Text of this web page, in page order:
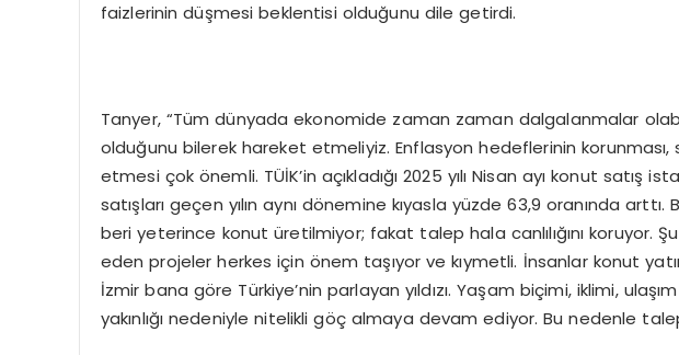
faizlerinin düşmesi beklentisi olduğunu dile getirdi.
Tanyer, “Tüm dünyada ekonomide zaman zaman dalgalanmalar
olduğunu bilerek hareket etmeliyiz. Enflasyon hedeflerinin korunması,
etmesi çok önemli. TÜİK’in açıkladığı 2025 yılı Nisan ayı konut satış
satışları geçen yılın aynı dönemine kıyasla yüzde 63,9 oranında
beri yeterince konut üretilmiyor; fakat talep hala canlılığını koruyor.
eden projeler herkes için önem taşıyor ve kıymetli. İnsanlar konut
İzmir bana göre Türkiye’nin parlayan yıldızı. Yaşam biçimi, iklimi,
yakınlığı nedeniyle nitelikli göç almaya devam ediyor. Bu nedenle